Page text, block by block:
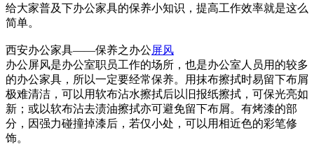
给大家普及下办公家具的保养小知识，提高工作效率就是这么
简单。
西安办公家具——保养之办公屏风
办公屏风是办公室职员工作的场所，也是办公室人员用的较多
的办公家具，所以一定要经常保养。用抹布擦拭时易留下布屑
极难清洁，可以用软布沾水擦拭后以旧报纸擦拭，可保光亮如
新；或以软布沾去渍油擦拭亦可避免留下布屑。有烤漆的部
分，因强力碰撞掉漆后，若仅小处，可以用相近色的彩笔修
饰。